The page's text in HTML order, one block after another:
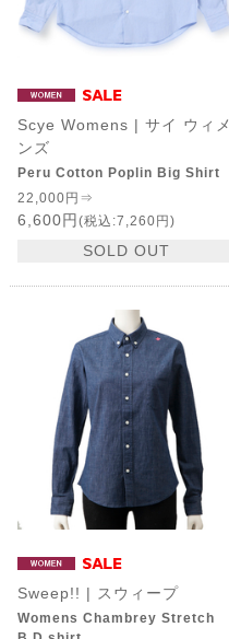
Scye Womens | サイ ウィメ
ンズ
Peru Cotton Poplin Big Shirt
22,000円⇒
6,600円 (税込:7,260円)
SOLD OUT
Sweep!! | スウィープ
Womens Chambrey Stretch